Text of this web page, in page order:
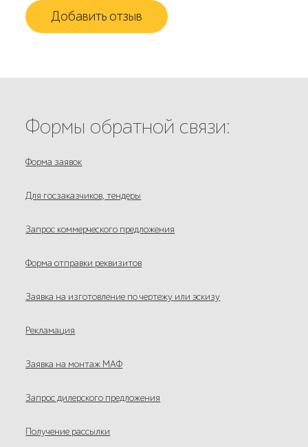
Добавить отзыв
Формы обратной связи:
Форма заявок
Для госзаказчиков, тендеры
Запрос коммерческого предложения
Форма отправки реквизитов
Заявка на изготовление по чертежу или эскизу
Рекламация
Заявка на монтаж МАФ
Запрос дилерского предложения
Получение рассылки